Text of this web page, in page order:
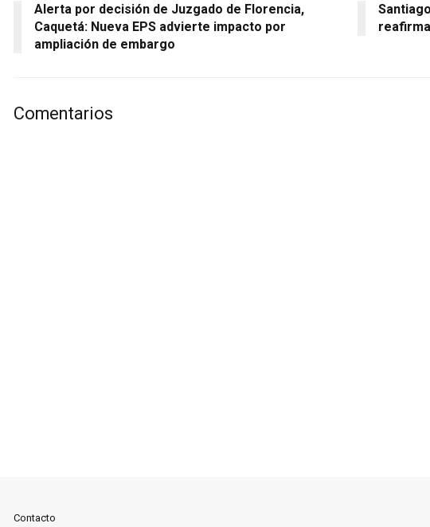
Alerta por decisión de Juzgado de Florencia,
Caquetá: Nueva EPS advierte impacto por
ampliación de embargo
Comentarios
Contacto